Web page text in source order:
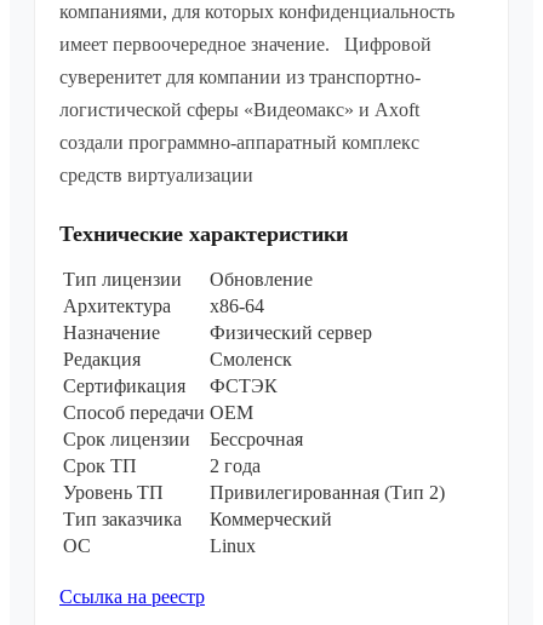
компаниями, для которых конфиденциальность
имеет первоочередное значение. Цифровой
суверенитет для компании из транспортно-
логистической сферы «Видеомакс» и Axoft
создали программно-аппаратный комплекс
средств виртуализации
Технические характеристики
Тип лицензии
Обновление
Архитектура
х86-64
Назначение
Физический сервер
Редакция
Смоленск
Сертификация
ФСТЭК
Способ передачи OEM
Срок лицензии
Бессрочная
Срок ТП
2 года
Уровень ТП
Привилегированная (Тип 2)
Тип заказчика
Коммерческий
ОС
Linux
Ссылка на реестр